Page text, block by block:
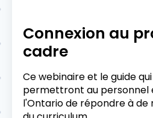
Connexion au
cadre
Ce webinaire et le guide
permettront au personnel
l'Ontario de répondre à